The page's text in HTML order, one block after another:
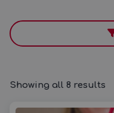
Showing all 8 results